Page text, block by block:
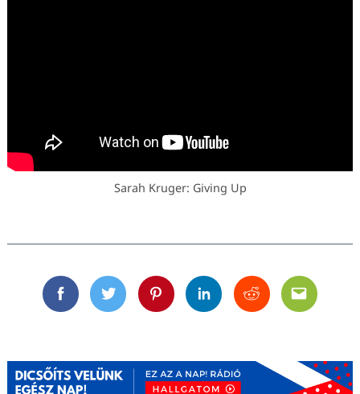
Sarah Kruger: Giving Up
FacebookTwitterPinterestLinkedinRedditEmail